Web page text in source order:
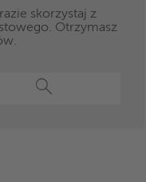
skorzystaj z
Otrzymasz